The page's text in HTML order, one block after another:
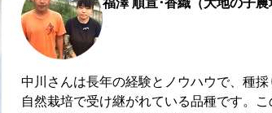
福澤 順宣･香織（大地の子農
中川さんは長年の経験とノウハウで、種
自然栽培で受け継がれている品種です。